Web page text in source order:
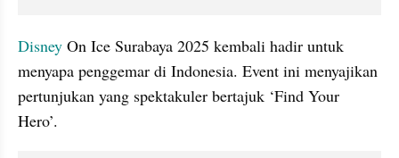
Disney On Ice Surabaya 2025 kembali hadir untuk
menyapa penggemar di Indonesia. Event ini menyajikan
pertunjukan yang spektakuler bertajuk ‘Find Your
Hero’.